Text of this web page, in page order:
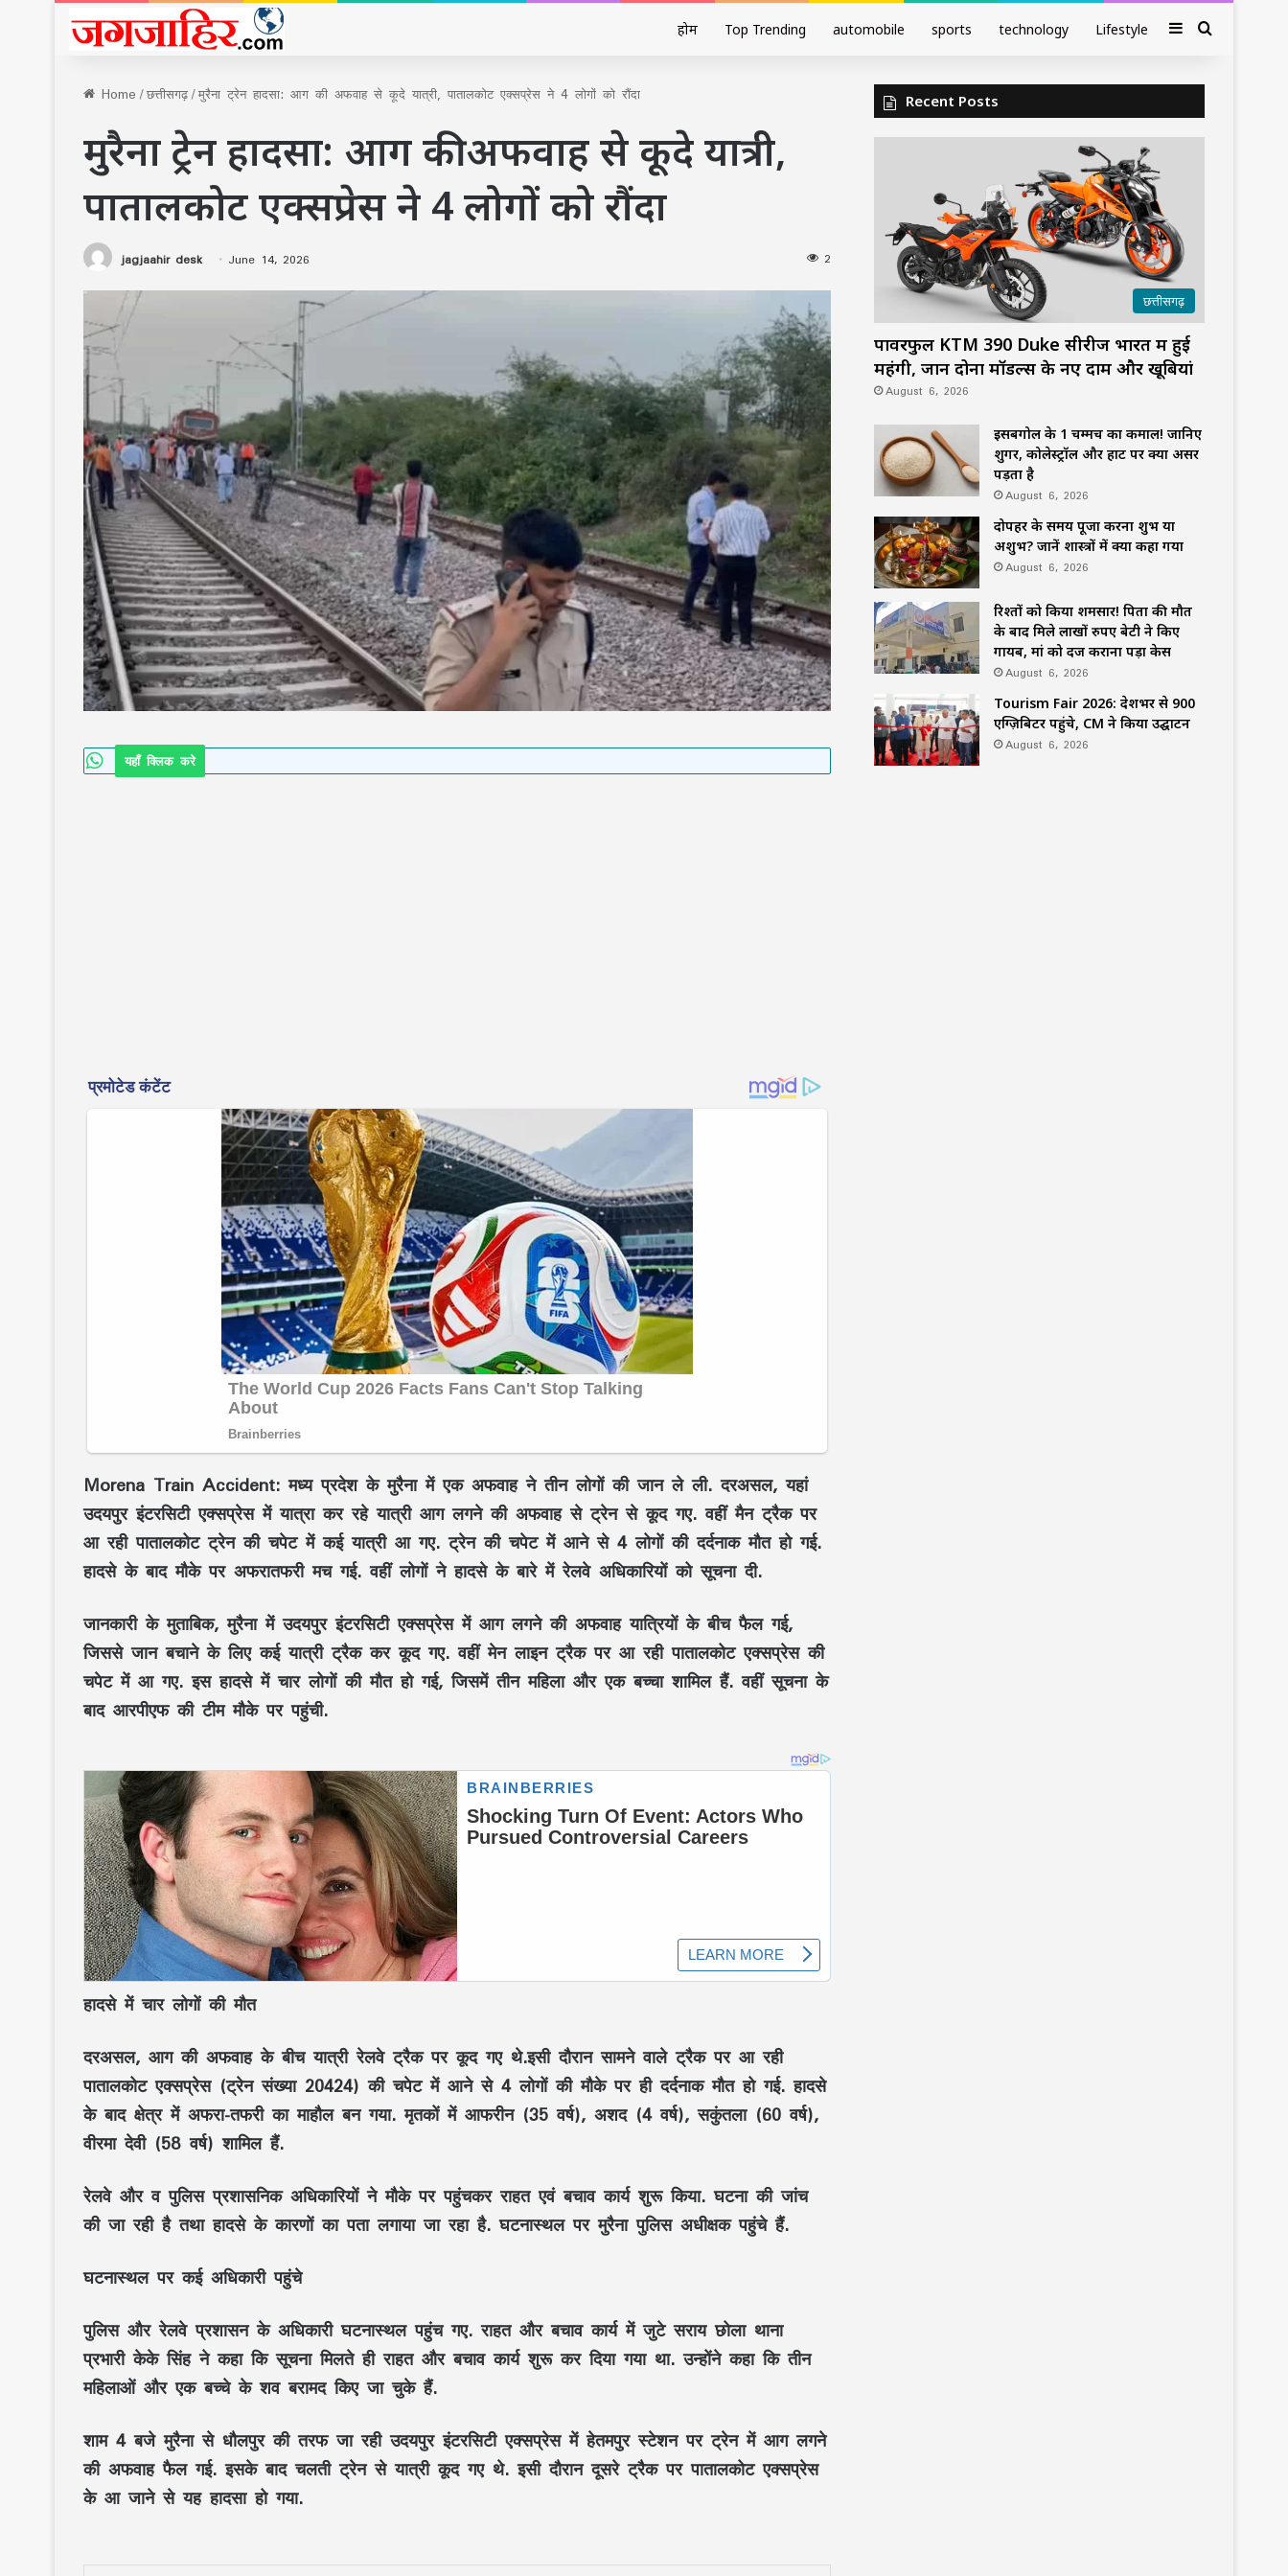
होम Top Trending automobile sports technology Lifestyle SidebarSearch
Home/छत्तीसगढ़/मुरैना ट्रेन हादसा: आग की अफवाह से कूदे यात्री, पातालकोट एक्सप्रेस ने 4 लोगों को रौंदा
मुरैना ट्रेन हादसा: आग की अफवाह से कूदे यात्री,
पातालकोट एक्सप्रेस ने 4 लोगों को रौंदा
jagjaahir desk June 14, 2026 2
यहाँ क्लिक करे
Morena Train Accident: मध्य प्रदेश के मुरैना में एक अफवाह ने तीन लोगों की जान ले ली. दरअसल, यहां
उदयपुर इंटरसिटी एक्सप्रेस में यात्रा कर रहे यात्री आग लगने की अफवाह से ट्रेन से कूद गए. वहीं मैन ट्रैक पर
आ रही पातालकोट ट्रेन की चपेट में कई यात्री आ गए. ट्रेन की चपेट में आने से 4 लोगों की दर्दनाक मौत हो गई.
हादसे के बाद मौके पर अफरातफरी मच गई. वहीं लोगों ने हादसे के बारे में रेलवे अधिकारियों को सूचना दी.
जानकारी के मुताबिक, मुरैना में उदयपुर इंटरसिटी एक्सप्रेस में आग लगने की अफवाह यात्रियों के बीच फैल गई,
जिससे जान बचाने के लिए कई यात्री ट्रैक कर कूद गए. वहीं मेन लाइन ट्रैक पर आ रही पातालकोट एक्सप्रेस की
चपेट में आ गए. इस हादसे में चार लोगों की मौत हो गई, जिसमें तीन महिला और एक बच्चा शामिल हैं. वहीं सूचना के
बाद आरपीएफ की टीम मौके पर पहुंची.
हादसे में चार लोगों की मौत
दरअसल, आग की अफवाह के बीच यात्री रेलवे ट्रैक पर कूद गए थे.इसी दौरान सामने वाले ट्रैक पर आ रही
पातालकोट एक्सप्रेस (ट्रेन संख्या 20424) की चपेट में आने से 4 लोगों की मौके पर ही दर्दनाक मौत हो गई. हादसे
के बाद क्षेत्र में अफरा-तफरी का माहौल बन गया. मृतकों में आफरीन (35 वर्ष), अशद (4 वर्ष), सकुंतला (60 वर्ष),
वीरमा देवी (58 वर्ष) शामिल हैं.
रेलवे और व पुलिस प्रशासनिक अधिकारियों ने मौके पर पहुंचकर राहत एवं बचाव कार्य शुरू किया. घटना की जांच
की जा रही है तथा हादसे के कारणों का पता लगाया जा रहा है. घटनास्थल पर मुरैना पुलिस अधीक्षक पहुंचे हैं.
घटनास्थल पर कई अधिकारी पहुंचे
पुलिस और रेलवे प्रशासन के अधिकारी घटनास्थल पहुंच गए. राहत और बचाव कार्य में जुटे सराय छोला थाना
प्रभारी केके सिंह ने कहा कि सूचना मिलते ही राहत और बचाव कार्य शुरू कर दिया गया था. उन्होंने कहा कि तीन
महिलाओं और एक बच्चे के शव बरामद किए जा चुके हैं.
शाम 4 बजे मुरैना से धौलपुर की तरफ जा रही उदयपुर इंटरसिटी एक्सप्रेस में हेतमपुर स्टेशन पर ट्रेन में आग लगने
की अफवाह फैल गई. इसके बाद चलती ट्रेन से यात्री कूद गए थे. इसी दौरान दूसरे ट्रैक पर पातालकोट एक्सप्रेस
के आ जाने से यह हादसा हो गया.
पावरफुल KTM 390 Duke सीरीज भारत में हुई
इसबगोल के 1 चम्मच का कमाल! जानिए शुगर,
कोलेस्ट्रॉल और हार्ट पर क्या असर पड़ता है
Recent Posts
छत्तीसगढ़
पावरफुल KTM 390 Duke सीरीज भारत में हुई
महंगी, जानें दोनों मॉडल्स के नए दाम और खूबियां
August 6, 2026
इसबगोल के 1 चम्मच का कमाल! जानिए
शुगर, कोलेस्ट्रॉल और हार्ट पर क्या असर
पड़ता है
August 6, 2026
दोपहर के समय पूजा करना शुभ या
अशुभ? जानें शास्त्रों में क्या कहा गया
August 6, 2026
रिश्तों को किया शर्मसार! पिता की मौत
के बाद मिले लाखों रुपए बेटी ने किए
गायब, मां को दर्ज कराना पड़ा केस
August 6, 2026
Tourism Fair 2026: देशभर से 900
एग्ज़िबिटर पहुंचे, CM ने किया उद्घाटन
August 6, 2026